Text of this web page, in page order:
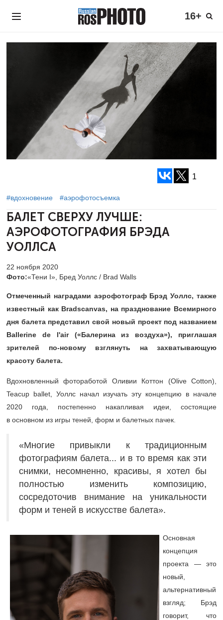
16+
1
#вдохновение #аэрофотосъемка
БАЛЕТ СВЕРХУ ЛУЧШЕ:
АЭРОФОТОГРАФИЯ БРЭДА
УОЛЛСА
22 ноября 2020
Фото:«Тени I», Бред Уоллс / Brad Walls
Отмеченный наградами аэрофотограф Брэд Уоллс, также
известный как Bradscanvas, на празднование Всемирного
дня балета представил свой новый проектпод названием
Ballerine de l'air
(«Балерина из воздуха»), приглашая
зрителей по-новому взглянуть на захватывающую
красоту балета.
Вдохновленный фотоработой Оливии Коттон (Olive Cotton),
Teacup ballet, Уоллс начал изучать эту концепцию в начале
2020 года, постепенно накапливая идеи, состоящие
в основном из игры теней, форм и балетных пачек.
«Многие привыкли к традиционным
фотографиям балета... и в то время как эти
снимки, несомненно, красивы, я хотел бы
полностью изменить композицию,
сосредоточив внимание на уникальности
форм и теней в искусстве балета».
Основная
концепция
проекта — это
новый,
альтернативный
взгляд; Брэд
говорит, что